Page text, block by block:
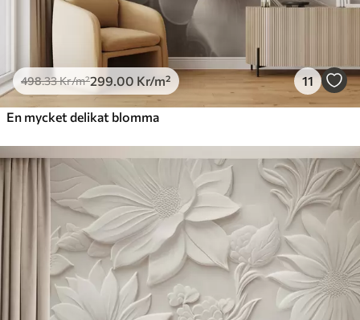
498.33Kr/m²299 .00 Kr/m² 11
En mycket delikat blomma